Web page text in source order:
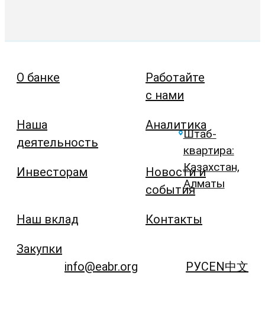
О банке
Наша
деятельность
Инвесторам
Наш вклад
Закупки
Работайте
с нами
Аналитика
Новости и
события
Контакты
Штаб-
квартира:
Казахстан,
Алматы
info@eabr.org РУСEN中文